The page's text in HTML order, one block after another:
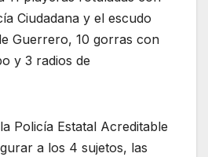
Ciudadana y el escudo
Guerrero, 10 gorras con
y 3 radios de
Policía Estatal Acreditable
a los 4 sujetos, las